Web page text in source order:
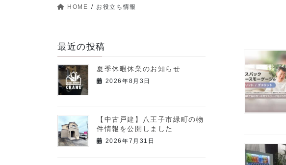
HOME お役立ち情報
最近の投稿
夏季休暇休業のお知らせ
2026年8月3日
【中古戸建】八王子市緑町の物
件情報を公開しました
2026年7月31日